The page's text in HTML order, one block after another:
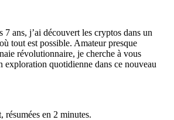
ans, j’ai découvert les cryptos dans un
tout est possible. Amateur presque
révolutionnaire, je cherche à vous
exploration quotidienne dans ce nouveau
résumées en 2 minutes.